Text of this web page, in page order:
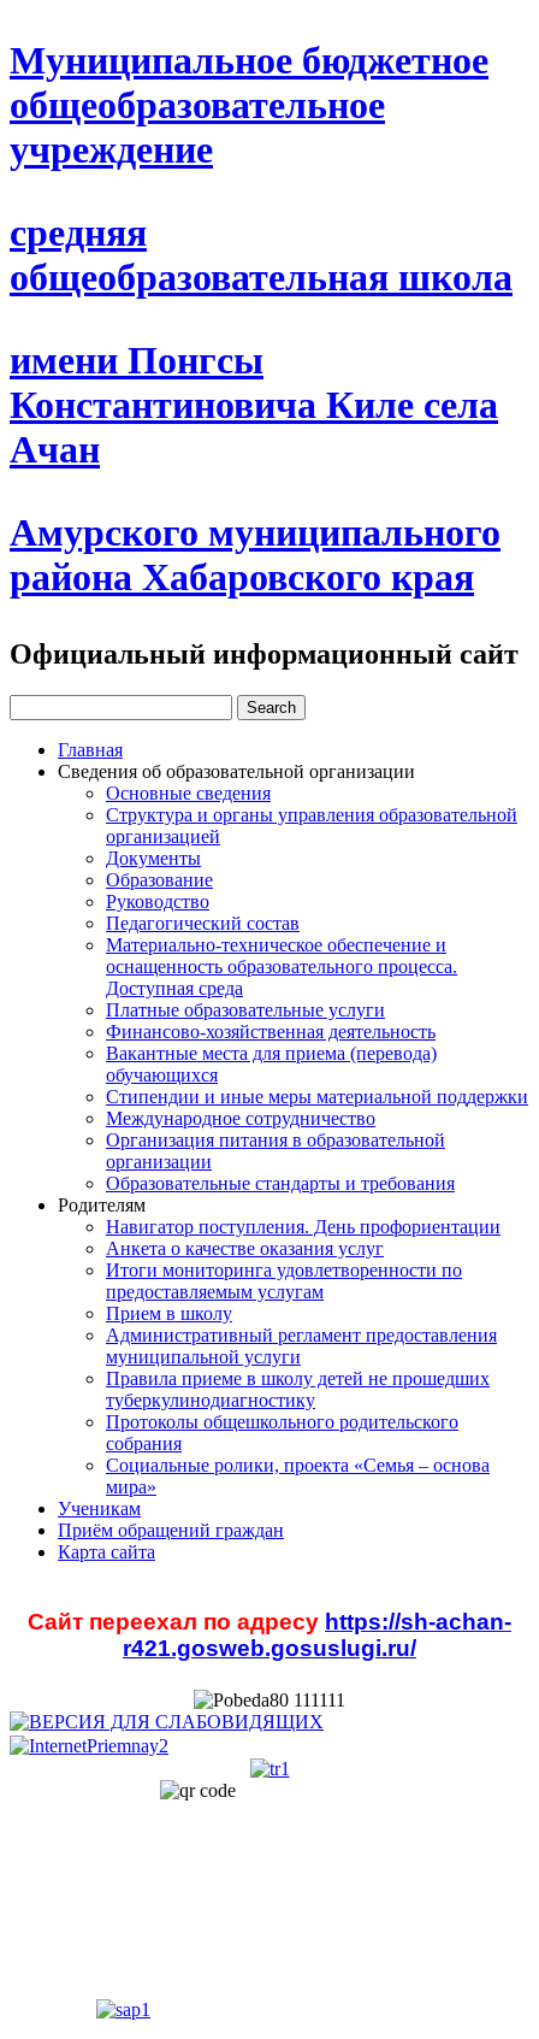
Муниципальное бюджетное
общеобразовательное
учреждение
средняя
общеобразовательная школа
имени Понгсы
Константиновича Киле села
Ачан
Амурского муниципального
района Хабаровского края
Официальный информационный сайт
Главная
Сведения об образовательной организации
Основные сведения
Структура и органы управления образовательной
организацией
Документы
Образование
Руководство
Педагогический состав
Материально-техническое обеспечение и
оснащенность образовательного процесса.
Доступная среда
Платные образовательные услуги
Финансово-хозяйственная деятельность
Вакантные места для приема (перевода)
обучающихся
Стипендии и иные меры материальной поддержки
Международное сотрудничество
Организация питания в образовательной
организации
Образовательные стандарты и требования
Родителям
Навигатор поступления. День профориентации
Анкета о качестве оказания услуг
Итоги мониторинга удовлетворенности по
предоставляемым услугам
Прием в школу
Административный регламент предоставления
муниципальной услуги
Правила приеме в школу детей не прошедших
туберкулинодиагностику
Протоколы общешкольного родительского
собрания
Социальные ролики, проекта «Семья – основа
мира»
Ученикам
Приём обращений граждан
Карта сайта
Сайт переехал по адресу https://sh-achan-
r421.gosweb.gosuslugi.ru/